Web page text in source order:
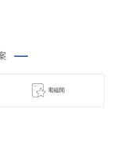
電磁閞